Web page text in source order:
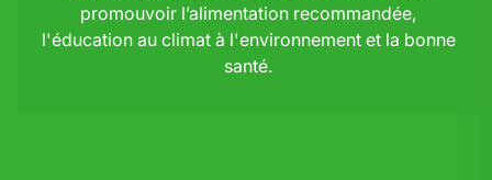
promouvoir l’alimentation recommandée,
l'éducation au climat à l'environnement et la bonne
santé.